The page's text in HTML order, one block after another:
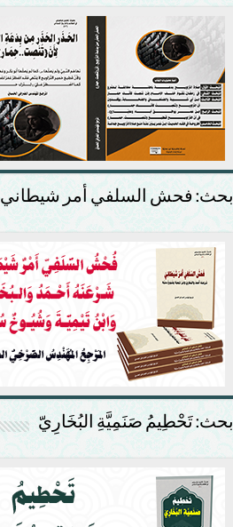
بحث: فحش السلفي أمر شيطاني
بحث: تَحْطِيمُ صَنَمِيَّةِ البُخَارِيّ